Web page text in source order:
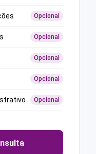
Opcional
Opcional
Opcional
Opcional
Opcional